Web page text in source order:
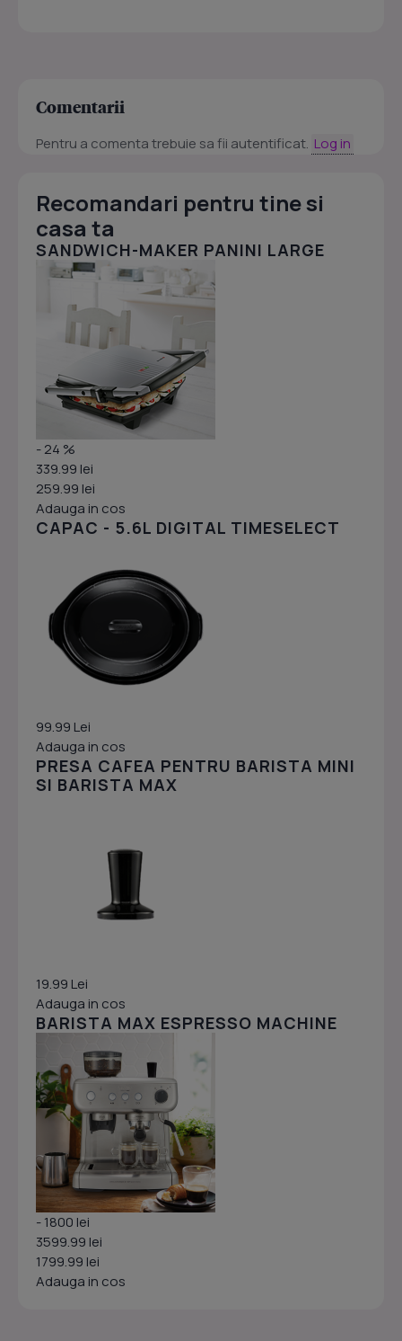
Comentarii
Pentru a comenta trebuie sa fii autentificat. Log in
Recomandari pentru tine si
casa ta
SANDWICH-MAKER PANINI LARGE
- 24 %
339.99 lei
259.99 lei
Adauga in cos
CAPAC - 5.6L DIGITAL TIMESELECT
99.99 Lei
Adauga in cos
PRESA CAFEA PENTRU BARISTA MINI
SI BARISTA MAX
19.99 Lei
Adauga in cos
BARISTA MAX ESPRESSO MACHINE
- 1800 lei
3599.99 lei
1799.99 lei
Adauga in cos